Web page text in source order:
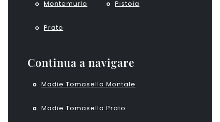
Montemurlo Pistoia
Prato
Continua a navigare
Madie Tomasella Montale
Madie Tomasella Prato